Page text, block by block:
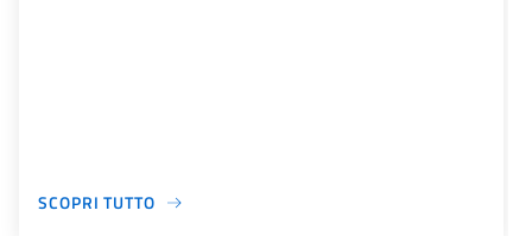
SCOPRI TUTTO